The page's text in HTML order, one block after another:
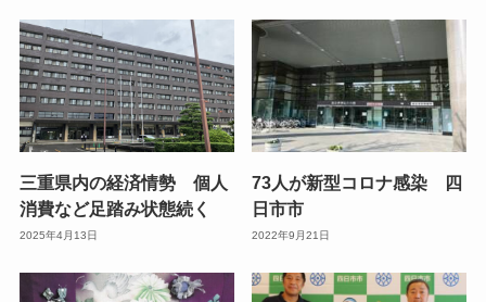
三重県内の経済情勢 個人
消費など足踏み状態続く
2025年4月13日
73人が新型コロナ感染 四
日市市
2022年9月21日